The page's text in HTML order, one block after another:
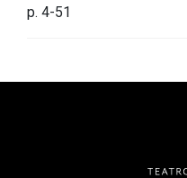
p. 4-51